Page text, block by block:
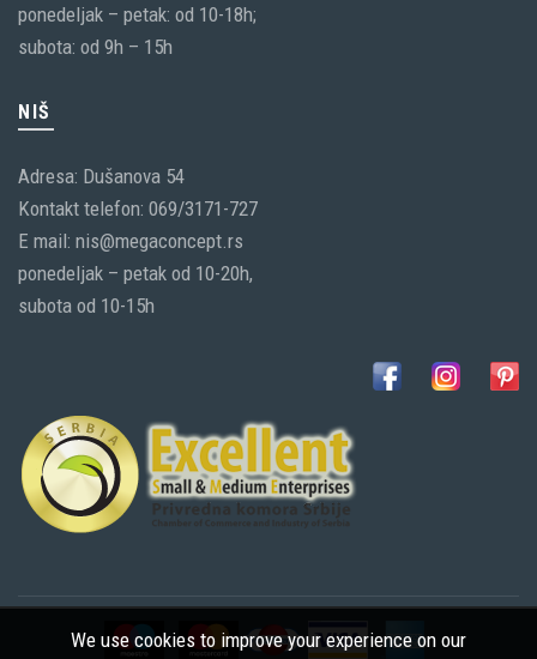
ponedeljak – petak: od 10-18h;
subota: od 9h – 15h
NIŠ
Adresa: Dušanova 54
Kontakt telefon: 069/3171-727
E mail: nis@megaconcept.rs
ponedeljak – petak od 10-20h,
subota od 10-15h
We use cookies to improve your experience on our